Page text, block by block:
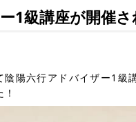
1級講座が開催
陰陽六行アドバイザー1級